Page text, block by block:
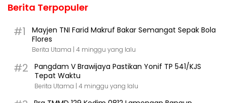
Berita Terpopuler
#1
Mayjen TNI Farid Makruf Bakar Semangat Sepak Bola
Flores
Berita Utama | 4 minggu yang lalu
#2
Pangdam V Brawijaya Pastikan Yonif TP 541/KJS
Tepat Waktu
Berita Utama | 4 minggu yang lalu